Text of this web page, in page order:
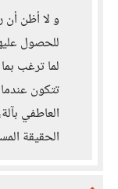
و لا أظن أن
للحصول
لما ترغب
تتكون
العاطفي
الحقيقة